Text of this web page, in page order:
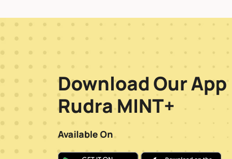
Download Our App
Rudra MINT+
Available On